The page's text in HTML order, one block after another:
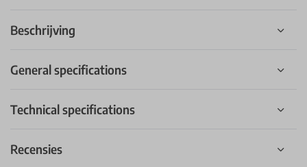
Beschrijving
General specifications
Technical specifications
Recensies